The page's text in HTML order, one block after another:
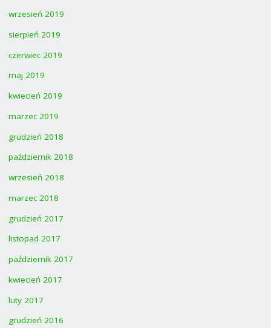
wrzesień 2019
sierpień 2019
czerwiec 2019
maj 2019
kwiecień 2019
marzec 2019
grudzień 2018
październik 2018
wrzesień 2018
marzec 2018
grudzień 2017
listopad 2017
październik 2017
kwiecień 2017
luty 2017
grudzień 2016